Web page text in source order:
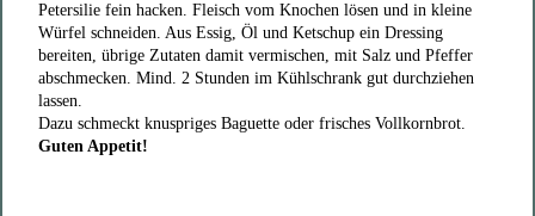
Petersilie fein hacken. Fleisch vom Knochen lösen und in kleine
Würfel schneiden. Aus Essig, Öl und Ketschup ein Dressing
bereiten, übrige Zutaten damit vermischen, mit Salz und Pfeffer
abschmecken. Mind. 2 Stunden im Kühlschrank gut durchziehen
lassen.
Dazu schmeckt knuspriges Baguette oder frisches Vollkornbrot.
Guten Appetit!